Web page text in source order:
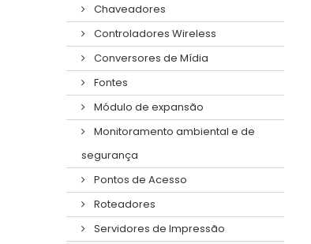
Chaveadores
Controladores Wireless
Conversores de Mídia
Fontes
Módulo de expansão
Monitoramento ambiental e de
segurança
Pontos de Acesso
Roteadores
Servidores de Impressão